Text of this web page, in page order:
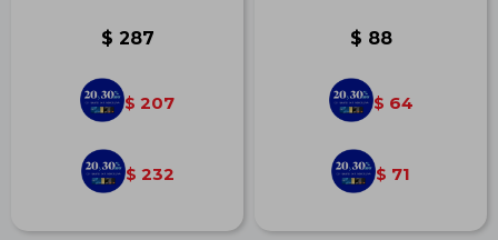
$ 287
$ 207
$ 232
$ 88
$ 64
$ 71